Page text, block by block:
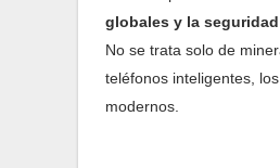
globales y la
No se trata solo de
teléfonos inteligentes,
modernos.